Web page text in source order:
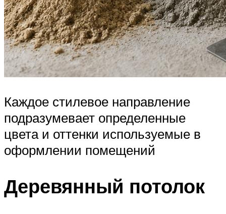
Каждое стилевое направление
подразумевает определенные
цвета и оттенки используемые в
оформлении помещений
Деревянный потолок